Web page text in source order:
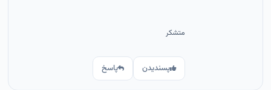
متشکر
پسندیدن پاسخ